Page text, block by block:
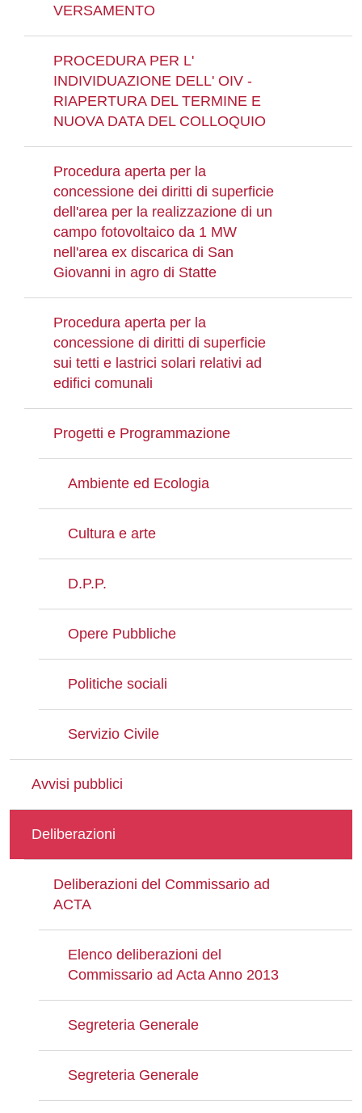
VERSAMENTO
PROCEDURA PER L'
INDIVIDUAZIONE DELL' OIV -
RIAPERTURA DEL TERMINE E
NUOVA DATA DEL COLLOQUIO
Procedura aperta per la
concessione dei diritti di superficie
dell'area per la realizzazione di un
campo fotovoltaico da 1 MW
nell'area ex discarica di San
Giovanni in agro di Statte
Procedura aperta per la
concessione di diritti di superficie
sui tetti e lastrici solari relativi ad
edifici comunali
Progetti e Programmazione
Ambiente ed Ecologia
Cultura e arte
D.P.P.
Opere Pubbliche
Politiche sociali
Servizio Civile
Avvisi pubblici
Deliberazioni
Deliberazioni del Commissario ad
ACTA
Elenco deliberazioni del
Commissario ad Acta Anno 2013
Segreteria Generale
Segreteria Generale